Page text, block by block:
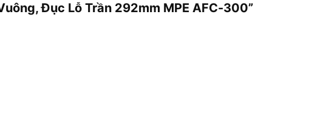
Đục Lỗ Trần 292mm MPE AFC-300”